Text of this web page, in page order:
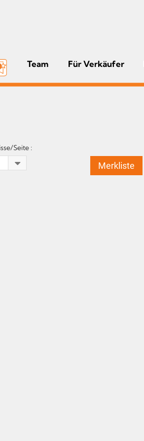
Team Für Verkäufer
Seite :
Merkliste